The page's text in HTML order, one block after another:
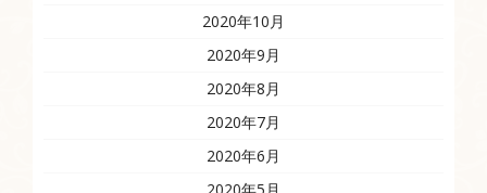
2020年10月
2020年9月
2020年8月
2020年7月
2020年6月
2020年5月